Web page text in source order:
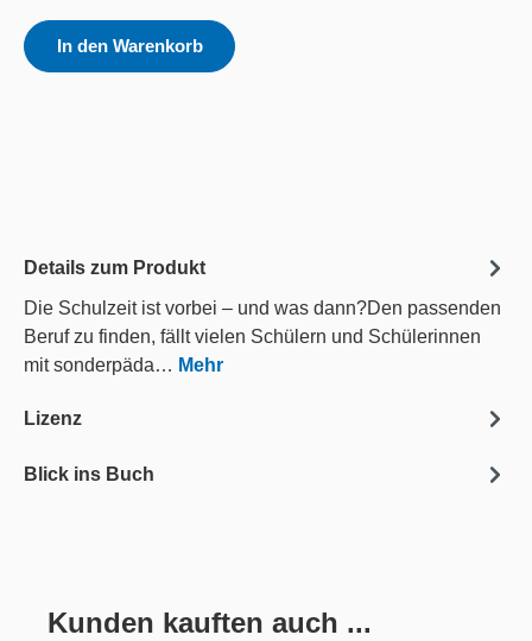
In den Warenkorb
Details zum Produkt
Die Schulzeit ist vorbei – und was dann?Den passenden
Beruf zu finden, fällt vielen Schülern und Schülerinnen
mit sonderpäda… Mehr
Lizenz
Blick ins Buch
Produktgalerie überspringen
Kunden kauften auch ...